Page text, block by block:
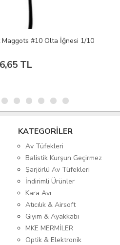
Maggots #10 Olta İğnesi 1/10
TL
KATEGORİLER
Av Tüfekleri
Balistik Kurşun Geçirmez
Şarjörlü Av Tüfekleri
İndirimli Ürünler
Kara Avı
Atıcılık & Airsoft
Giyim & Ayakkabı
MKE MERMİLER
Optik & Elektronik